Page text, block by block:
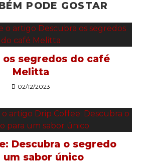
PODE GOSTAR
os segredos do café
Melitta
02/12/2023
Descubra o segredo
um sabor único